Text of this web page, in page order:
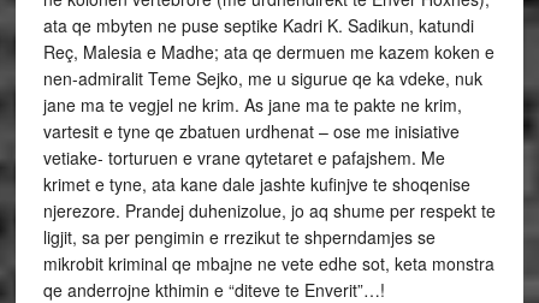
ata qe mbyten ne puse septike Kadri K. Sadikun, katundi
Reç, Malesia e Madhe; ata qe dermuen me kazem koken e
nen-admiralit Teme Sejko, me u sigurue qe ka vdeke, nuk
jane ma te vegjel ne krim. As jane ma te pakte ne krim,
vartesit e tyne qe zbatuen urdhenat – ose me inisiative
vetiake- torturuen e vrane qytetaret e pafajshem. Me
krimet e tyne, ata kane dale jashte kufinjve te shoqenise
njerezore. Prandej duhenizolue, jo aq shume per respekt te
ligjit, sa per pengimin e rrezikut te shperndamjes se
mikrobit kriminal qe mbajne ne vete edhe sot, keta monstra
qe anderrojne kthimin e “diteve te Enverit”…!